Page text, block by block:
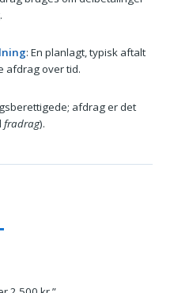
: En planlagt, typisk aftalt
afdrag over tid.
afdrag er det
fradrag).